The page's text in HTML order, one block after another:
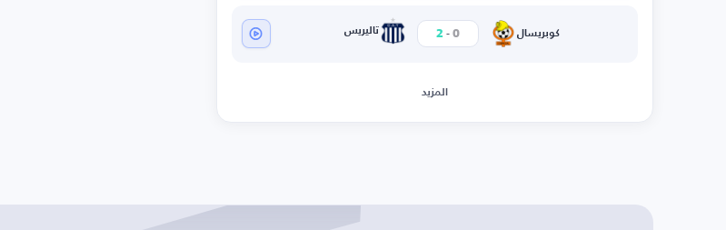
كوبريسال 0
-
2 تاليريس
المزيد